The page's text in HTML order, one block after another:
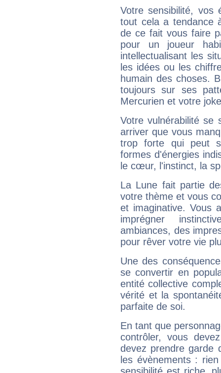
Votre sensibilité,
tout cela a tendance
de ce fait vous faire
pour un joueur
intellectualisant les
les idées ou les
humain des choses.
toujours sur ses
Mercurien et votre
Votre vulnérabilité se
arriver que vous
trop forte qui peut
formes d'énergies
le cœur, l'instinct, la
La Lune fait partie
votre thème et vous
et imaginative. Vous
imprégner
ambiances, des
pour rêver votre vie
Une des
se convertir en
entité collective
vérité et la
parfaite de soi.
En tant que
contrôler, vous
devez prendre garde
les évènements :